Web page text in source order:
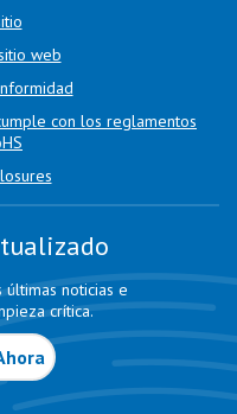
web
con los reglamentos
noticias e
crítica.